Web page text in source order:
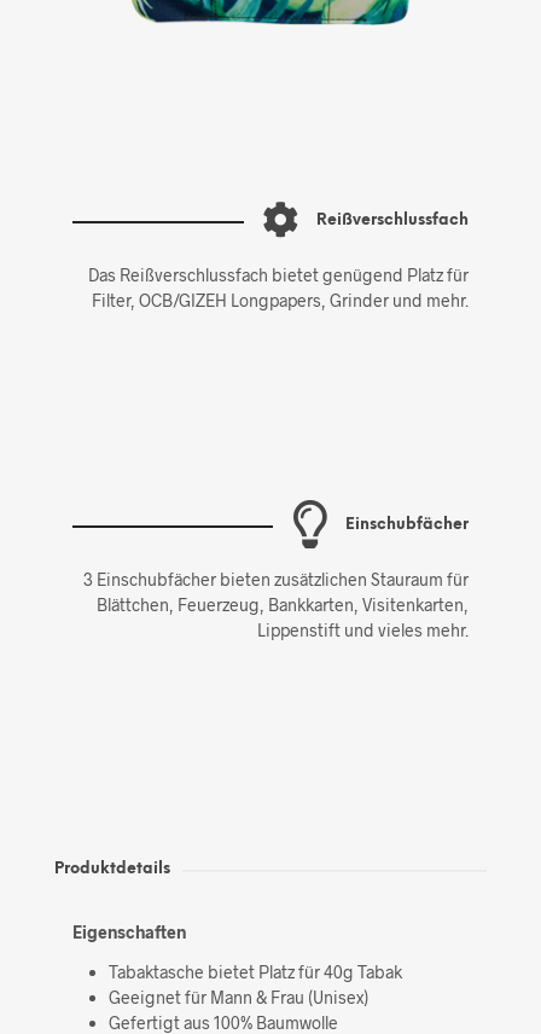
Reißverschlussfach
Das Reißverschlussfach bietet genügend Platz für
Filter, OCB/GIZEH Longpapers, Grinder und mehr.
Einschubfächer
3 Einschubfächer bieten zusätzlichen Stauraum für
Blättchen, Feuerzeug, Bankkarten, Visitenkarten,
Lippenstift und vieles mehr.
Produktdetails
Eigenschaften
Tabaktasche bietet Platz für 40g Tabak
Geeignet für Mann & Frau (Unisex)
Gefertigt aus 100% Baumwolle